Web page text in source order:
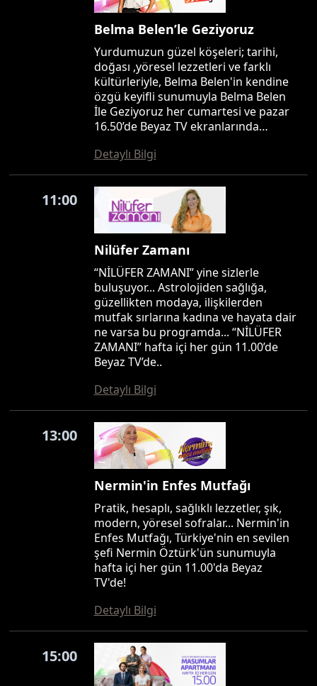
Belma Belen’le Geziyoruz
Yurdumuzun güzel köşeleri; tarihi,
doğası ,yöresel lezzetleri ve farklı
kültürleriyle, Belma Belen'in kendine
özgü keyifli sunumuyla Belma Belen
İle Geziyoruz her cumartesi ve pazar
16.50’de Beyaz TV ekranlarında…
Detaylı Bilgi
11:00
Nilüfer Zamanı
“NİLÜFER ZAMANI” yine sizlerle
buluşuyor... Astrolojiden sağlığa,
güzellikten modaya, ilişkilerden
mutfak sırlarına kadına ve hayata dair
ne varsa bu programda... “NİLÜFER
ZAMANI” hafta içi her gün 11.00’de
Beyaz TV’de..
Detaylı Bilgi
13:00
Nermin'in Enfes Mutfağı
Pratik, hesaplı, sağlıklı lezzetler, şık,
modern, yöresel sofralar... Nermin'in
Enfes Mutfağı, Türkiye'nin en sevilen
şefi Nermin Öztürk'ün sunumuyla
hafta içi her gün 11.00'da Beyaz
TV'de!
Detaylı Bilgi
15:00